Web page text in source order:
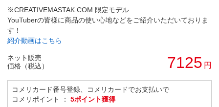
※CREATIVEMASTAK.COM 限定モデル
YouTuberの皆様に商品の使い心地などをご紹介いただいておりま
す！
紹介動画はこちら
ネット販売
価格（税込）
7125 円
コメリカード番号登録、コメリカードでお支払いで
コメリポイント ： 5ポイント獲得